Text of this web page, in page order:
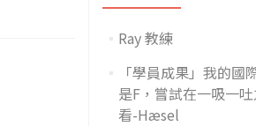
Ray 教練
「學員成果」我的國
是F，嘗試在一吸一
看-Hæsel